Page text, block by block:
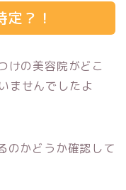
？！
けの美容院がどこ
ませんでしたよ
のかどうか確認して